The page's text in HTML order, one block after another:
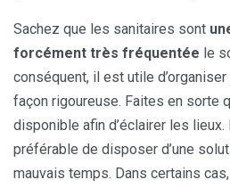
Sachez que les sanitaires sont
forcément très fréquentée le
conséquent, il est utile
façon rigoureuse. Faites en sorte
disponible afin d’éclairer les
préférable de disposer d’une
mauvais temps. Dans certains